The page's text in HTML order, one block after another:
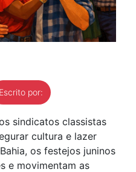
Escrito por:
sindicatos classistas
cultura e lazer
os festejos juninos
e movimentam as